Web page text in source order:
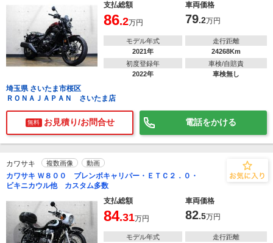
支払総額
車両価格
86.2万円 79.2万円
モデル年式
2021年
走行距離
24268Km
初度登録年
2022年
車検/自賠責
車検無し
埼玉県 さいたま市桜区
ＲＯＮＡＪＡＰＡＮ さいたま店
無料 お見積り/お問合せ 電話をかける
カワサキ 複数画像 動画
カワサキ Ｗ８００ ブレンボキャリパー・ＥＴＣ２．０・
ビキニカウル他 カスタム多数
支払総額
車両価格
84.31万円 82.5万円
モデル年式
走行距離